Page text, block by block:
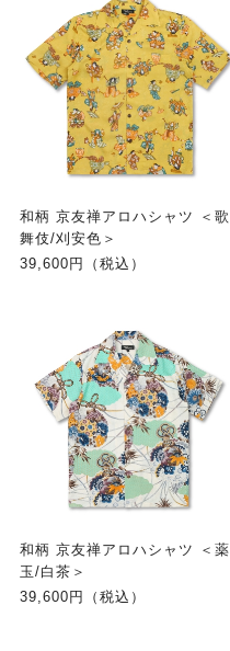
和柄 京友禅アロハシャツ ＜歌
舞伎/刈安色＞
39,600円（税込）
和柄 京友禅アロハシャツ ＜薬
玉/白茶＞
39,600円（税込）